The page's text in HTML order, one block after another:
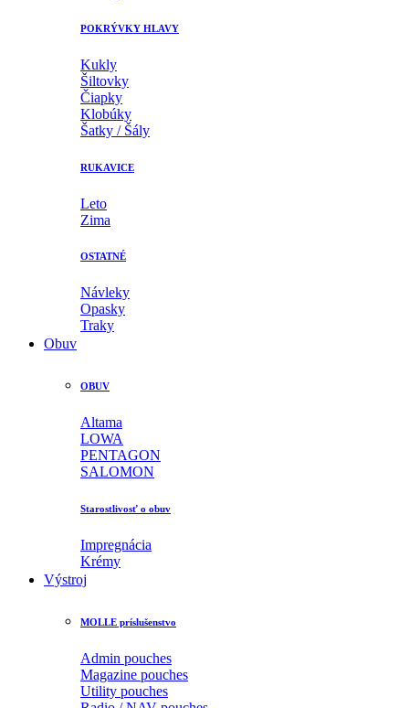
POKRÝVKY HLAVY
Kukly
Šiltovky
Čiapky
Klobúky
Šatky / Šály
RUKAVICE
Leto
Zima
OSTATNÉ
Návleky
Opasky
Traky
Obuv
OBUV
Altama
LOWA
PENTAGON
SALOMON
Starostlivosť o obuv
Impregnácia
Krémy
Výstroj
MOLLE príslušenstvo
Admin pouches
Magazine pouches
Utility pouches